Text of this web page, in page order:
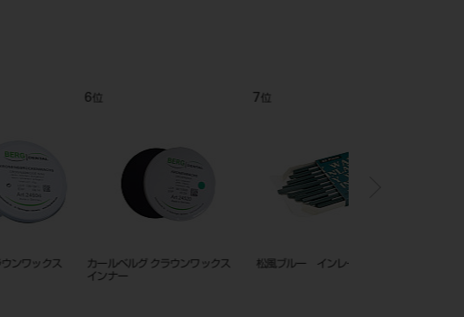
プラスチックパターン
松風ステップルシートワックス コ